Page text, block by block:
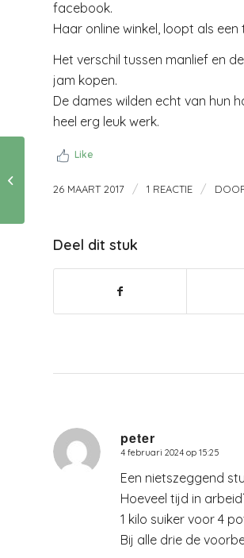
facebook.
Haar online winkel, loopt als een
Het verschil tussen manlief en
jam kopen.
De dames wilden echt van hun
heel erg leuk werk.
Like
26 MAART 2017 / 1 REACTIE /
Deel dit stuk
peter
zegt:
4 februari 2024 op 15:25
Een nietszeggend
Hoeveel tijd in
1 kilo suiker voor 4
Bij alle drie de
je mobieltje